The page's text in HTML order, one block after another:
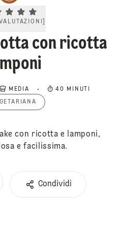
Current rating 5.0. Click to rate.
con ricotta
MEDIA 40 MINUTI
con ricotta e lamponi,
e facilissima.
Condividi